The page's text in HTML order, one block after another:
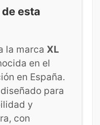
esta
la marca XL
en el
en España.
para
y
con